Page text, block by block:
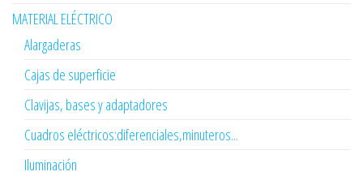
MATERIAL ELÉCTRICO
Alargaderas
Cajas de superficie
Clavijas, bases y adaptadores
Cuadros eléctricos:diferenciales,minuteros...
Iluminación